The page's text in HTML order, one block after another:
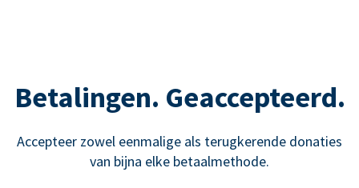
Betalingen. Geaccepteerd.
Accepteer zowel eenmalige als terugkerende donaties
van bijna elke betaalmethode.